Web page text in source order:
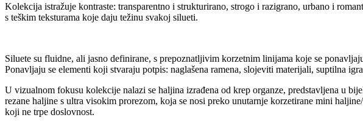
Kolekcija istražuje kontraste: transparentno i strukturirano, strogo i razigrano, urbano i
s teškim teksturama koje daju težinu svakoj silueti.
Silue​te su fluidne, ali jasno definirane, s prepoznatljivim korzetnim linijama koje se
Ponavljaju se elementi koji stvaraju potpis: naglašena ramena, slojeviti materijali, suptilna
U vizualnom fokusu kolekcije nalazi se haljina izrađena od krep organze, predstavljena u
rezane haljine s ultra visokim prorezom, koja se nosi preko unutarnje korzetirane mini
koji ne trpe doslovnost.